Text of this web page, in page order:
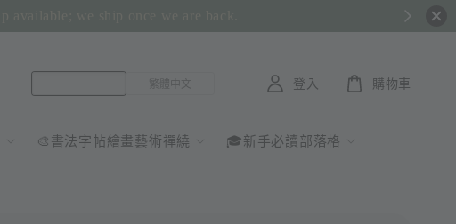
🎨書法字帖繪畫藝術禪繞 🎓新手必讀部落格
登入 購物車